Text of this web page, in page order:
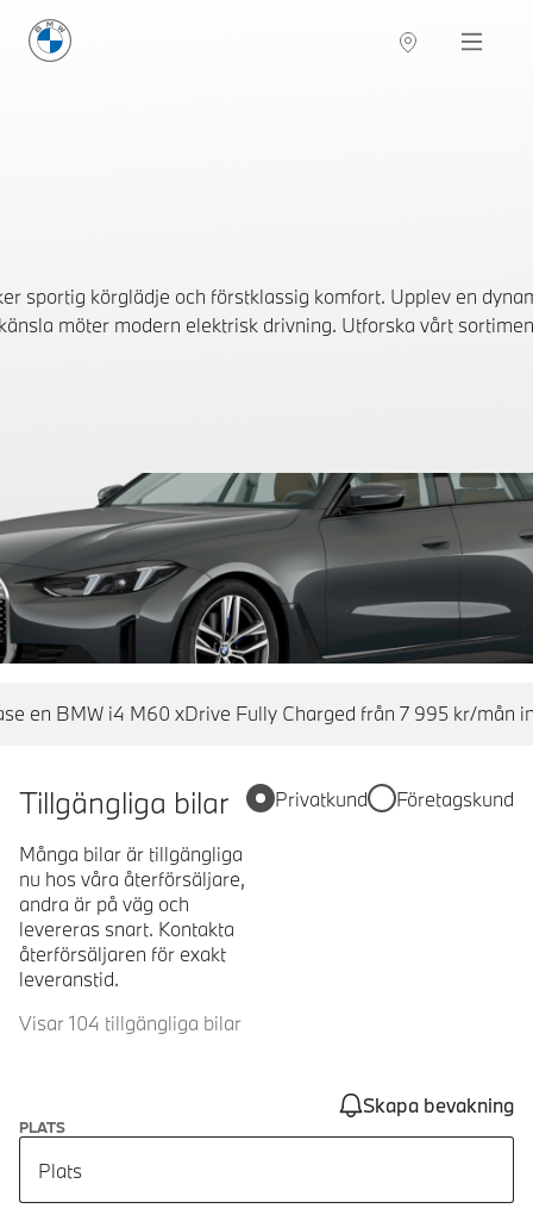
BMW Sverige Navigation
sportig körglädje och förstklassig komfort. Upplev en
möter modern elektrisk drivning. Utforska vårt
en BMW i4 M60 xDrive Fully Charged från 7 995 kr/mån
Tillgängliga bilar
Många bilar är tillgängliga
nu hos våra återförsäljare,
andra är på väg och
levereras snart. Kontakta
återförsäljaren för exakt
leveranstid.
Visar 104 tillgängliga bilar
Privatkund Företagskund
Skapa bevakning
PLATS
Plats